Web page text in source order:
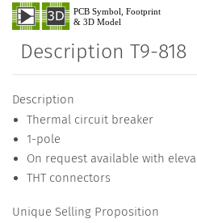
Description T9-818
Description
Thermal circuit breaker
1-pole
On request available with
THT connectors
Unique Selling Proposition